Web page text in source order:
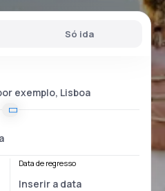
Só ida
Data de regresso